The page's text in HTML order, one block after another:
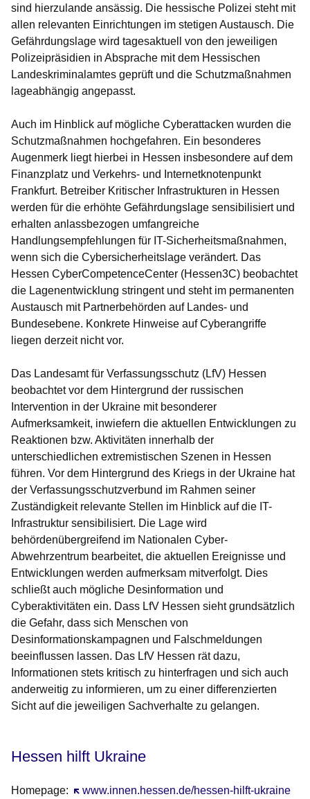
sind hierzulande ansässig. Die hessische Polizei steht mit
allen relevanten Einrichtungen im stetigen Austausch. Die
Gefährdungslage wird tagesaktuell von den jeweiligen
Polizeipräsidien in Absprache mit dem Hessischen
Landeskriminalamtes geprüft und die Schutzmaßnahmen
lageabhängig angepasst.
Auch im Hinblick auf mögliche Cyberattacken wurden die
Schutzmaßnahmen hochgefahren. Ein besonderes
Augenmerk liegt hierbei in Hessen insbesondere auf dem
Finanzplatz und Verkehrs- und Internetknotenpunkt
Frankfurt. Betreiber Kritischer Infrastrukturen in Hessen
werden für die erhöhte Gefährdungslage sensibilisiert und
erhalten anlassbezogen umfangreiche
Handlungsempfehlungen für IT-Sicherheitsmaßnahmen,
wenn sich die Cybersicherheitslage verändert. Das
Hessen CyberCompetenceCenter (Hessen3C) beobachtet
die Lagenentwicklung stringent und steht im permanenten
Austausch mit Partnerbehörden auf Landes- und
Bundesebene. Konkrete Hinweise auf Cyberangriffe
liegen derzeit nicht vor.
Das Landesamt für Verfassungsschutz (LfV) Hessen
beobachtet vor dem Hintergrund der russischen
Intervention in der Ukraine mit besonderer
Aufmerksamkeit, inwiefern die aktuellen Entwicklungen zu
Reaktionen bzw. Aktivitäten innerhalb der
unterschiedlichen extremistischen Szenen in Hessen
führen. Vor dem Hintergrund des Kriegs in der Ukraine hat
der Verfassungsschutzverbund im Rahmen seiner
Zuständigkeit relevante Stellen im Hinblick auf die IT-
Infrastruktur sensibilisiert. Die Lage wird
behördenübergreifend im Nationalen Cyber-
Abwehrzentrum bearbeitet, die aktuellen Ereignisse und
Entwicklungen werden aufmerksam mitverfolgt. Dies
schließt auch mögliche Desinformation und
Cyberaktivitäten ein. Dass LfV Hessen sieht grundsätzlich
die Gefahr, dass sich Menschen von
Desinformationskampagnen und Falschmeldungen
beeinflussen lassen. Das LfV Hessen rät dazu,
Informationen stets kritisch zu hinterfragen und sich auch
anderweitig zu informieren, um zu einer differenzierten
Sicht auf die jeweiligen Sachverhalte zu gelangen.
Hessen hilft Ukraine
Homepage: www.innen.hessen.de/hessen-hilft-ukraine
Öffnet sich in einem neuen Fenster